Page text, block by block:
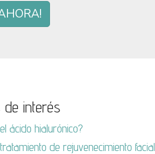
de interés
ácido hialurónico?
de rejuvenecimiento